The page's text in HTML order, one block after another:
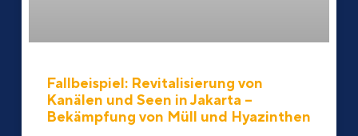
Fallbeispiel: Revitalisierung von
Kanälen und Seen in Jakarta –
Bekämpfung von Müll und Hyazinthen